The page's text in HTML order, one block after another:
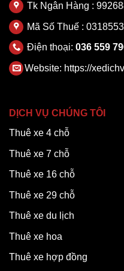
Tk Ngân Hàng :
Mã Số Thuế :
Điện thoại: 036 559
Website: https://
DỊCH VỤ CHÚNG TÔI
Thuê xe 4 chỗ
Thuê xe 7 chỗ
Thuê xe 16 chỗ
Thuê xe 29 chỗ
Thuê xe du lịch
Thuê xe hoa
Thuê xe hợp đồng